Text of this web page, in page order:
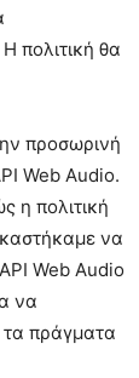
πολιτική θα
προσωρινή
Web Audio.
η πολιτική
να
Web Audio
να
τα πράγματα